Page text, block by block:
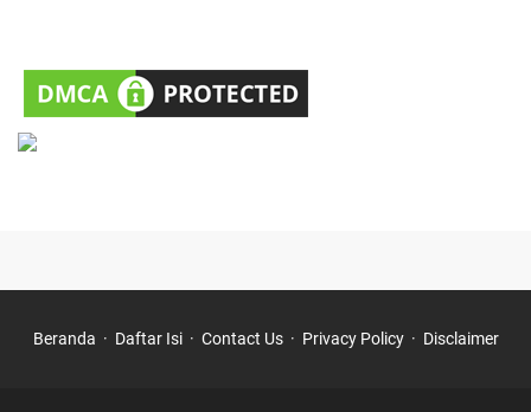
Beranda Daftar Isi Contact Us Privacy Policy Disclaimer